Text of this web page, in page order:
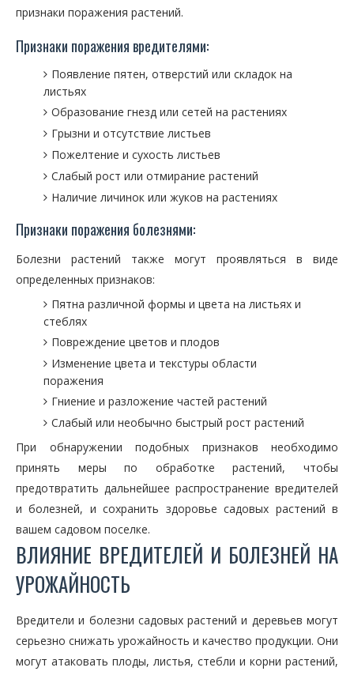
признаки поражения растений.
Признаки поражения вредителями:
Появление пятен, отверстий или складок на
листьях
Образование гнезд или сетей на растениях
Грызни и отсутствие листьев
Пожелтение и сухость листьев
Слабый рост или отмирание растений
Наличие личинок или жуков на растениях
Признаки поражения болезнями:
Болезни растений также могут проявляться в виде
определенных признаков:
Пятна различной формы и цвета на листьях и
стеблях
Повреждение цветов и плодов
Изменение цвета и текстуры области
поражения
Гниение и разложение частей растений
Слабый или необычно быстрый рост растений
При обнаружении подобных признаков необходимо
принять меры по обработке растений, чтобы
предотвратить дальнейшее распространение вредителей
и болезней, и сохранить здоровье садовых растений в
вашем садовом поселке.
ВЛИЯНИЕ ВРЕДИТЕЛЕЙ И БОЛЕЗНЕЙ НА
УРОЖАЙНОСТЬ
Вредители и болезни садовых растений и деревьев могут
серьезно снижать урожайность и качество продукции. Они
могут атаковать плоды, листья, стебли и корни растений,